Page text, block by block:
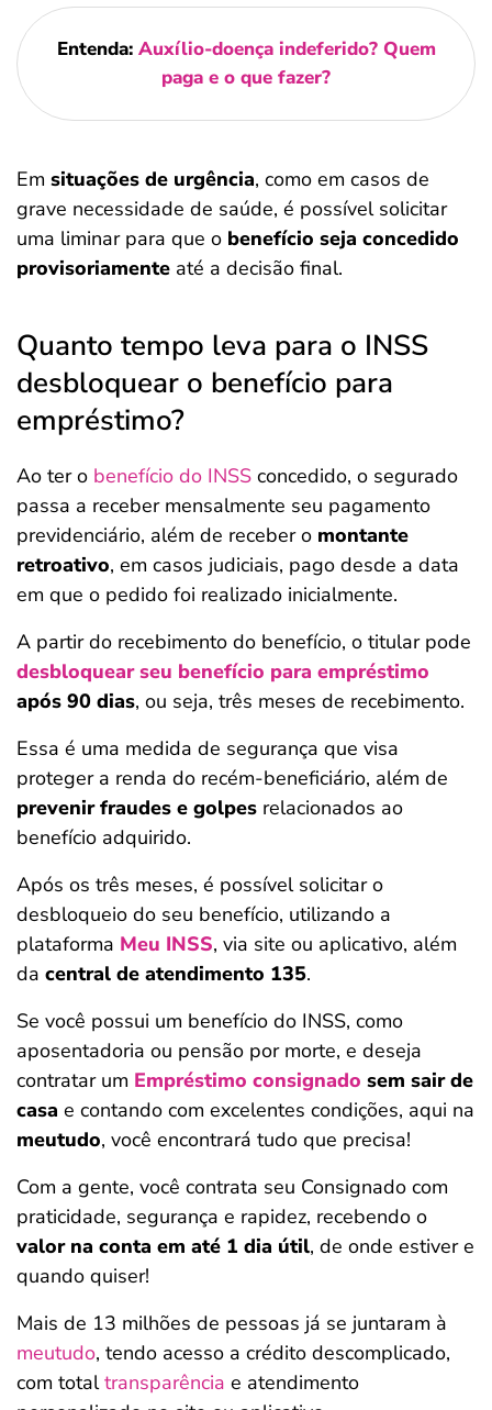
Entenda: Auxílio-doença indeferido? Quem
paga e o que fazer?
Em situações de urgência, como em casos de
grave necessidade de saúde, é possível solicitar
uma liminar para que o benefício seja concedido
provisoriamente até a decisão final.
Quanto tempo leva para o INSS
desbloquear o benefício para
empréstimo?
Ao ter o benefício do INSS concedido, o segurado
passa a receber mensalmente seu pagamento
previdenciário, além de receber o montante
retroativo, em casos judiciais, pago desde a data
em que o pedido foi realizado inicialmente.
A partir do recebimento do benefício, o titular pode
desbloquear seu benefício para empréstimo
após 90 dias, ou seja, três meses de recebimento.
Essa é uma medida de segurança que visa
proteger a renda do recém-beneficiário, além de
prevenir fraudes e golpes relacionados ao
benefício adquirido.
Após os três meses, é possível solicitar o
desbloqueio do seu benefício, utilizando a
plataforma Meu INSS, via site ou aplicativo, além
da central de atendimento 135.
Se você possui um benefício do INSS, como
aposentadoria ou pensão por morte, e deseja
contratar um Empréstimo consignado sem sair de
casa e contando com excelentes condições, aqui na
meutudo, você encontrará tudo que precisa!
Com a gente, você contrata seu Consignado com
praticidade, segurança e rapidez, recebendo o
valor na conta em até 1 dia útil, de onde estiver e
quando quiser!
Mais de 13 milhões de pessoas já se juntaram à
meutudo, tendo acesso a crédito descomplicado,
com totaltransparência e atendimento